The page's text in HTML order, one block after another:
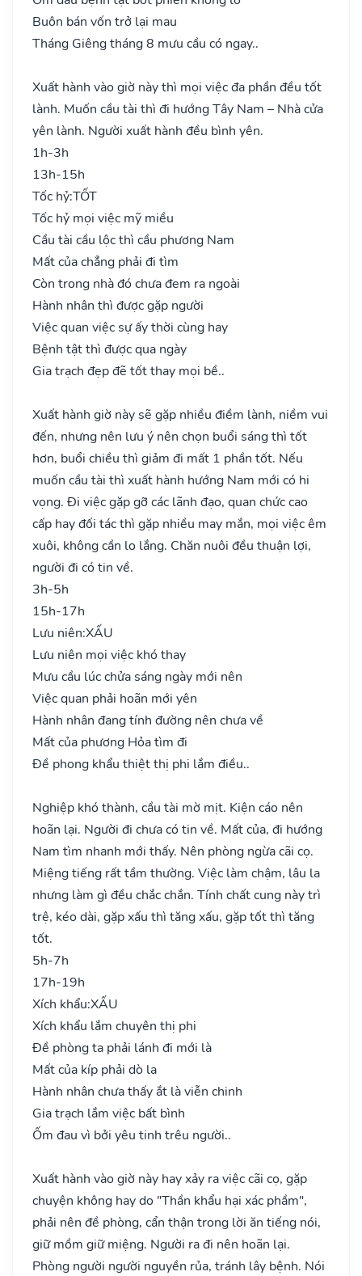
Buôn bán vốn trở lại mau
Tháng Giêng tháng 8 mưu cầu có ngay..
Xuất hành vào giờ này thì mọi việc đa phần đều tốt
lành. Muốn cầu tài thì đi hướng Tây Nam – Nhà cửa
yên lành. Người xuất hành đều bình yên.
1h-3h
13h-15h
Tốc hỷ:TỐT
Tốc hỷ mọi việc mỹ miều
Cầu tài cầu lộc thì cầu phương Nam
Mất của chẳng phải đi tìm
Còn trong nhà đó chưa đem ra ngoài
Hành nhân thì được gặp người
Việc quan việc sự ấy thời cùng hay
Bệnh tật thì được qua ngày
Gia trạch đẹp đẽ tốt thay mọi bề..
Xuất hành giờ này sẽ gặp nhiều điềm lành, niềm vui
đến, nhưng nên lưu ý nên chọn buổi sáng thì tốt
hơn, buổi chiều thì giảm đi mất 1 phần tốt. Nếu
muốn cầu tài thì xuất hành hướng Nam mới có hi
vọng. Đi việc gặp gỡ các lãnh đạo, quan chức cao
cấp hay đối tác thì gặp nhiều may mắn, mọi việc êm
xuôi, không cần lo lắng. Chăn nuôi đều thuận lợi,
người đi có tin về.
3h-5h
15h-17h
Lưu niên:XẤU
Lưu niên mọi việc khó thay
Mưu cầu lúc chửa sáng ngày mới nên
Việc quan phải hoãn mới yên
Hành nhân đang tính đường nên chưa về
Mất của phương Hỏa tìm đi
Đề phong khẩu thiệt thị phi lắm điều..
Nghiệp khó thành, cầu tài mờ mịt. Kiện cáo nên
hoãn lại. Người đi chưa có tin về. Mất của, đi hướng
Nam tìm nhanh mới thấy. Nên phòng ngừa cãi cọ.
Miệng tiếng rất tầm thường. Việc làm chậm, lâu la
nhưng làm gì đều chắc chắn. Tính chất cung này trì
trệ, kéo dài, gặp xấu thì tăng xấu, gặp tốt thì tăng
tốt.
5h-7h
17h-19h
Xích khẩu:XẤU
Xích khẩu lắm chuyên thị phi
Đề phòng ta phải lánh đi mới là
Mất của kíp phải dò la
Hành nhân chưa thấy ắt là viễn chinh
Gia trạch lắm việc bất bình
Ốm đau vì bởi yêu tinh trêu người..
Xuất hành vào giờ này hay xảy ra việc cãi cọ, gặp
chuyện không hay do "Thần khẩu hại xác phầm",
phải nên đề phòng, cẩn thận trong lời ăn tiếng nói,
giữ mồm giữ miệng. Người ra đi nên hoãn lại.
Phòng người người nguyền rủa, tránh lây bệnh. Nói